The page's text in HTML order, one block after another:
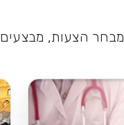
מבחר הצעות, מבצעים